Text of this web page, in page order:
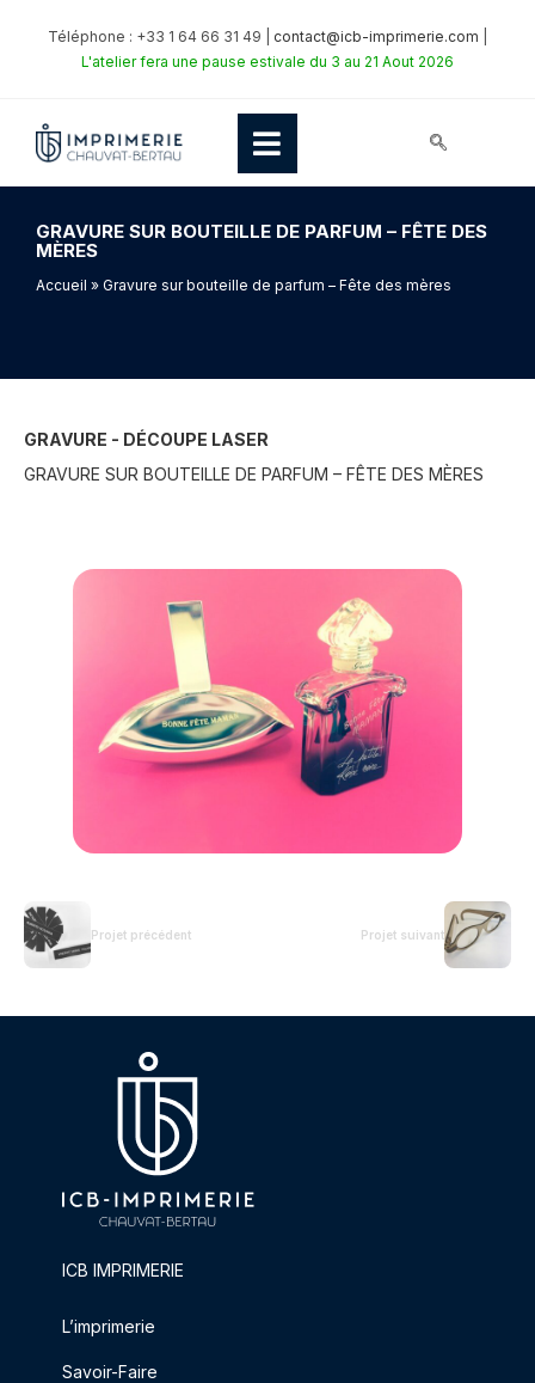
Téléphone : +33 1 64 66 31 49 | contact@icb-imprimerie.com
L'atelier fera une pause estivale du 3 au 21 Aout 2026
GRAVURE SUR BOUTEILLE DE PARFUM – FÊTE DES
MÈRES
Accueil » Gravure sur bouteille de parfum – Fête des mères
GRAVURE - DÉCOUPE LASER
GRAVURE SUR BOUTEILLE DE PARFUM – FÊTE DES MÈRES
Projet précédent Projet suivant
ICB IMPRIMERIE
L’imprimerie
Savoir-Faire